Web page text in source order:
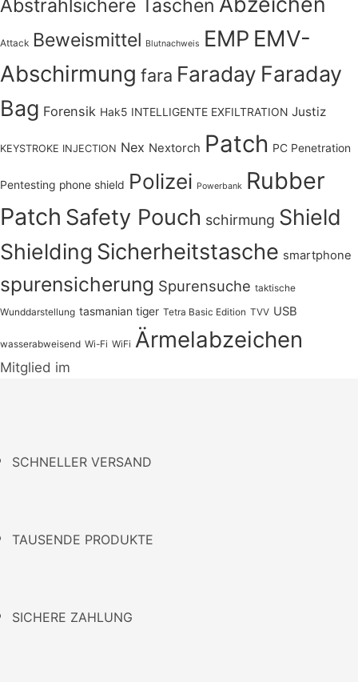
Abstrahlsichere Taschen
Attack Beweismittel Blutnachweis EMP EMV-
Abschirmung fara Faraday Faraday
Bag Forensik Hak5 INTELLIGENTE EXFILTRATION Justiz
KEYSTROKE INJECTION Nex Nextorch Patch PC Penetration
Pentesting phone shield Polizei Powerbank Rubber
Patch Safety Pouch schirmung Shield
Shielding Sicherheitstasche smartphone
spurensicherung Spurensuche taktische
Wunddarstellung tasmanian tiger Tetra Basic Edition TVV USB
wasserabweisend Wi-Fi WiFi Ärmelabzeichen
Mitglied im
SCHNELLER VERSAND
TAUSENDE PRODUKTE
SICHERE ZAHLUNG